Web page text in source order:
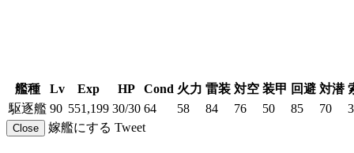
艦種 Lv Exp HP Cond 火力 雷装 対空 装甲 回避 対潜
駆逐艦 90 551,199 30/30 64 58 84 76 50 85 70
Close 嫁艦にする Tweet